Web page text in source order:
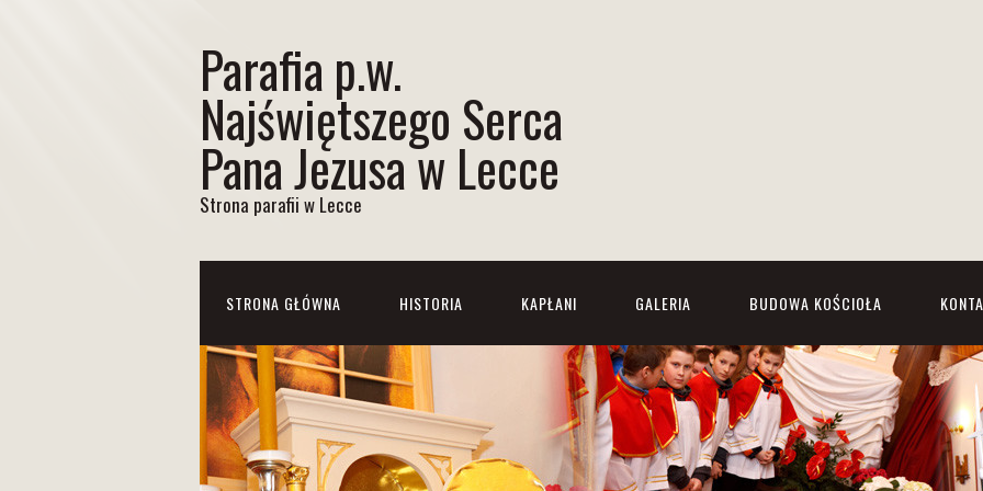
Parafia p.w.
Najświętszego Serca
Pana Jezusa w Lecce
Strona parafii w Lecce
STRONA GŁÓWNA HISTORIA KAPŁANI GALERIA BUDOWA KOŚCIOŁA